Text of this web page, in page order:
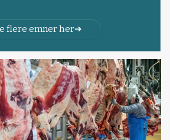
flere emner her